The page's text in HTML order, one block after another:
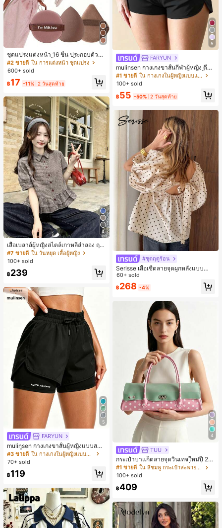
ชุดแปรงแต่งหน้า 16 ชิ้น ประกอบด้วยแ
ปรงแต่งหน้า 13 ชิ้น, ฟองน้ำแต่งหน้ารู
ปหยดน้ำ 1 ชิ้น, แปรงแป้งรองพื้นกลม 1
1 ชิ้น - ชุดคลาสสิก ทำจากขนสังเคราะ
หญิงและเด็กผู้หญิง เหมาะสำหรับฤดูใบ
ไม้ร่วงและฤดูหนาว
#2 ขายดี ใน การแต่งหน้า ชุดแปรง
600+ sold
฿17 -11% 2 วันสุดท้าย
4
เสื้อเบลาส์ผู้หญิงสไตล์เกาหลีลำลอง ฤดู
ใบไม้ผลิ/ฤดูร้อนใหม่ ชายระบาย ชิคแล
ะหรูหรา
#7 ขายดี ใน วันหยุด เสื้อผู้หญิง
100+ sold
฿239
5
FARYUN
mulinsen กางเกงขาสั้นผู้หญิงแบบสบา
ยๆ สีพื้น หลวม อเนกประสงค์ กางเกงขา
สั้นกีฬา 2-In-1 สำหรับวิ่ง ฟิตเนส และก
ารฝึกซ้อมกีฬาในฤดูร้อน
#3 ขายดี
ใน กางเกงในผู้หญิงแบบแอคทีฟ
70+ sold
฿119
5
FARYUN
mulinsen กางเกงขาสั้นกีฬาผู้หญิง ดีไซ
น์ปลายเปิด เอวยืดหยุ่น กางเกงขาสั้น
ลำลองกีฬาฤดูร้อน ความยาว 3/4
#1 ขายดี
ใน กางเกงในผู้หญิงแบบแอคทีฟ
100+ sold
฿55 -50% 2 วันสุดท้าย
#ชุดฤดูร้อน
Serisse เสื้อเชิ้ตลายจุดผูกหลังแบบลำล
องสำหรับฤดูร้อน
60+ sold
฿268 -4%
4
TUU
กระเป๋าบาแก็ตลายจุดวินเทจใหม่ปี 20
26 สำหรับผู้หญิง กระเป๋าเจลลี่แฟชั่นสไ
ตล์หวาน ความจุขนาดใหญ่ กระเป๋าสะ
#1 ขายดี
ใน สีชมพู กระเป๋าสะพายผู้หญิง
100+ sold
฿409